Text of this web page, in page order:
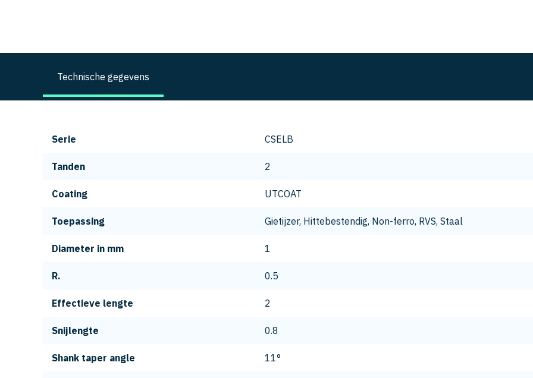
Technische gegevens
Serie CSELB
Tanden 2
Coating UTCOAT
Toepassing Gietijzer, Hittebestendig, Non-ferro, RVS, Staal
Diameter in mm 1
R. 0.5
Effectieve lengte 2
Snijlengte 0.8
Shank taper angle 11°